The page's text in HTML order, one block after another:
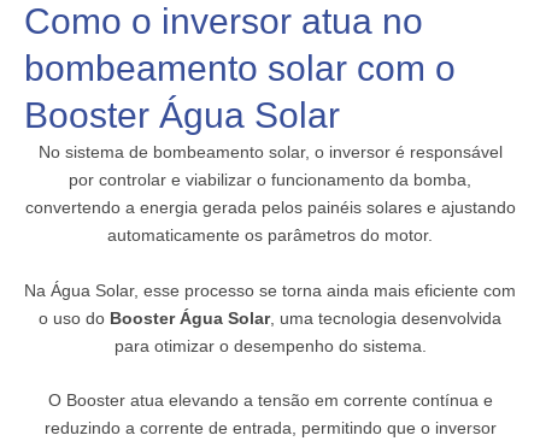
Como o inversor atua no
bombeamento solar com o
Booster Água Solar
No sistema de bombeamento solar, o inversor é responsável
por controlar e viabilizar o funcionamento da bomba,
convertendo a energia gerada pelos painéis solares e ajustando
automaticamente os parâmetros do motor.
Na Água Solar, esse processo se torna ainda mais eficiente com
o uso do Booster Água Solar, uma tecnologia desenvolvida
para otimizar o desempenho do sistema.
O Booster atua elevando a tensão em corrente contínua e
reduzindo a corrente de entrada, permitindo que o inversor